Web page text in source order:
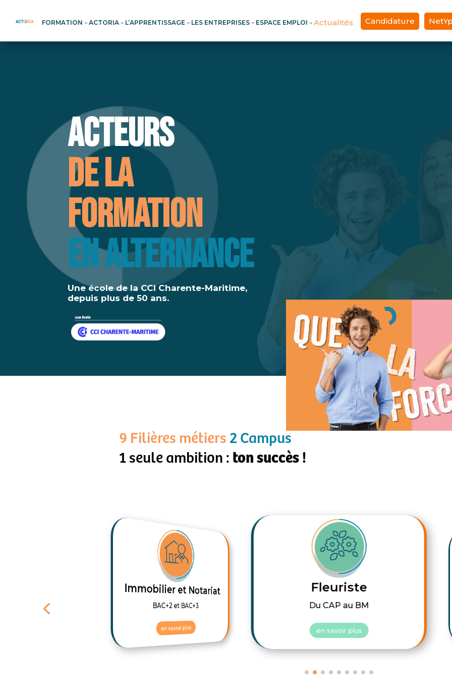
FORMATION 3 ACTORIA 3 L’APPRENTISSAGE 3 LES ENTREPRISES 3 ESPACE EMPLOI 3 Actualités Candidature
Acteurs
de la
formation
en alternance
Une école de la CCI Charente-Maritime,
depuis plus de 50 ans.
9 Filières métiers 2 Campus
1 seule ambition : ton succès !
Immobilier et Notariat
en